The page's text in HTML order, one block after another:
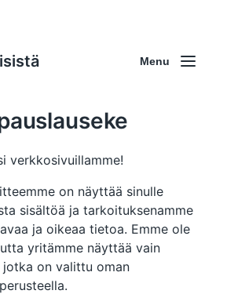
Menu
verkkosivuillamme!
on näyttää sinulle
sisältöä ja tarkoituksenamme
ja oikeaa tietoa. Emme ole
yritämme näyttää vain
on valittu oman